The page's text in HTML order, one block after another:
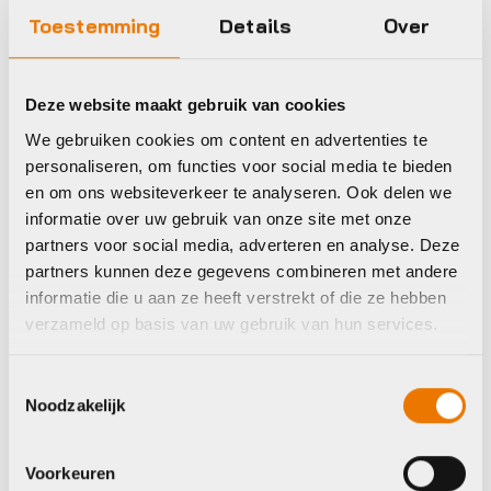
Toestemming Details Over
Deze website maakt gebruik van cookies
We gebruiken cookies om content en advertenties te
personaliseren, om functies voor social media te bieden
en om ons websiteverkeer te analyseren. Ook delen we
informatie over uw gebruik van onze site met onze
partners voor social media, adverteren en analyse. Deze
partners kunnen deze gegevens combineren met andere
informatie die u aan ze heeft verstrekt of die ze hebben
verzameld op basis van uw gebruik van hun services.
Noodzakelijk
Voorkeuren
Riese & Muller
2025
Oorspronkelijke
prijs
was:
€5.974,80.
€ 4.999,00
Huidige
prijs
is:
€4.999,00.
Op voorraad in winkel
Riese & Muller
2026
€ 3.999,00
Riese & Müller
Hybride fietsen
Riese & Müller